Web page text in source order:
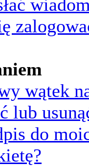
wątek
lub
do